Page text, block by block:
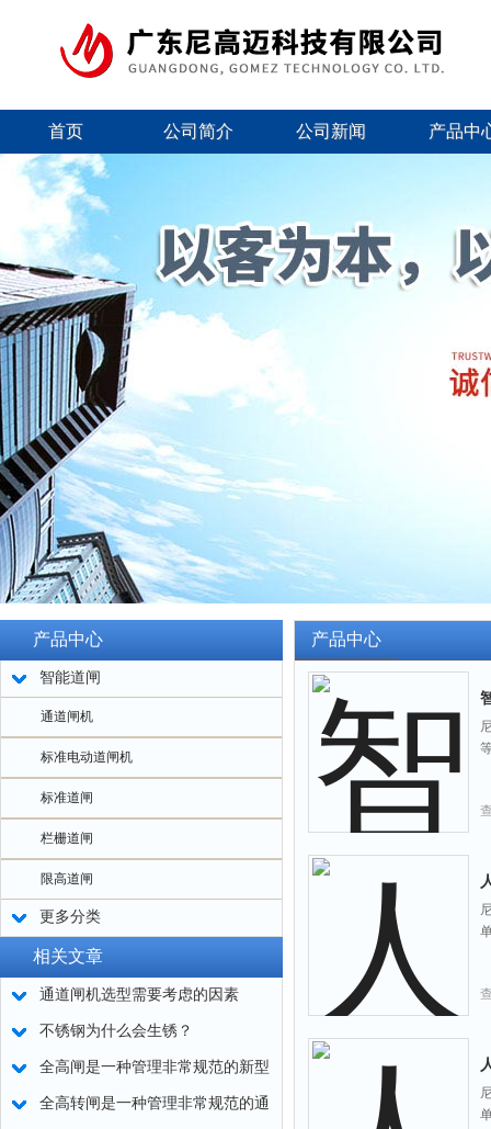
首页 公司简介 公司新闻 产品中
产品中心
智能道闸
通道闸机
标准电动道闸机
标准道闸
栏栅道闸
限高道闸
更多分类
相关文章
通道闸机选型需要考虑的因素
不锈钢为什么会生锈？
全高闸是一种管理非常规范的新型
通道闸机
全高转闸是一种管理非常规范的通
产品中心